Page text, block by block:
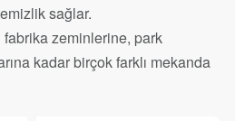
sağlar.
zeminlerine, park
kadar birçok farklı mekanda